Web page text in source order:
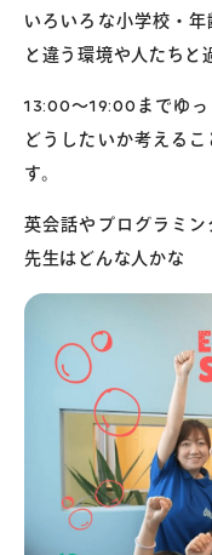
いろいろな小学校・
と違う環境や人たちと
13:00～19:00までゆ
どうしたいか考える
す。
英会話やプログラミ
先生はどんな人かな